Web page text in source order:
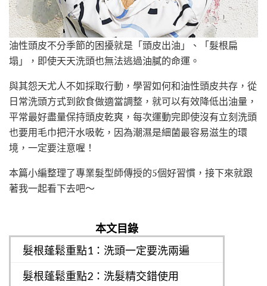
油性頭皮不分季節的困擾就是「頭皮出油」、「髮根扁
塌」，即使天天洗頭也無法逃過油膩的命運。
與其怨天尤人不如採取行動，學習如何和油性頭皮共存，從
日常洗頭方式到飲食做適當調整，就可以有效降低出油量，
平常最好盡量保持頭皮乾爽，每次運動完即使沒有立刻洗頭
也要用毛巾把汗水吸乾，因為潮濕是細菌最容易滋生的環
境，一定要注意喔！
本篇小編整理了專業髮型師傳授的5個好習慣，接下來就跟
著我一起看下去吧～
本文目錄
髮根蓬鬆重點1：洗頭一定要洗兩遍
髮根蓬鬆重點2：洗髮精交錯使用